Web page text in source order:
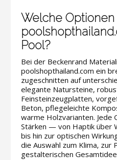
Welche
Pool?
Bei der Beckenrand
poolshopthailand.com ein
zugeschnitten auf
elegante Natursteine,
Feinsteinzeugplatten,
Beton, pflegeleichte
warme Holzvarianten. Jede
Stärken — von Haptik über
bis hin zur optischen
die Auswahl zum Klima, zur
gestalterischen